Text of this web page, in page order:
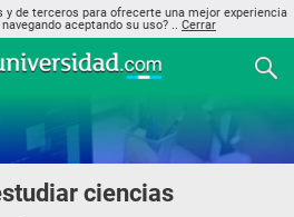
de terceros para ofrecerte una mejor experiencia
aceptando su uso? .. Cerrar
ciencias